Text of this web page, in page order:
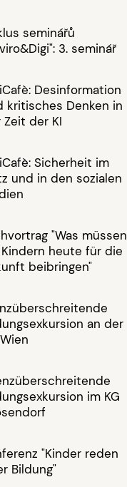
seminářů
3. seminář
Desinformation
kritisches Denken in
Zeit der KI
Sicherheit im
und in den sozialen
"Was müssen
heute für die
beibringen"
an der
im KG
"Kinder reden
Bildung"